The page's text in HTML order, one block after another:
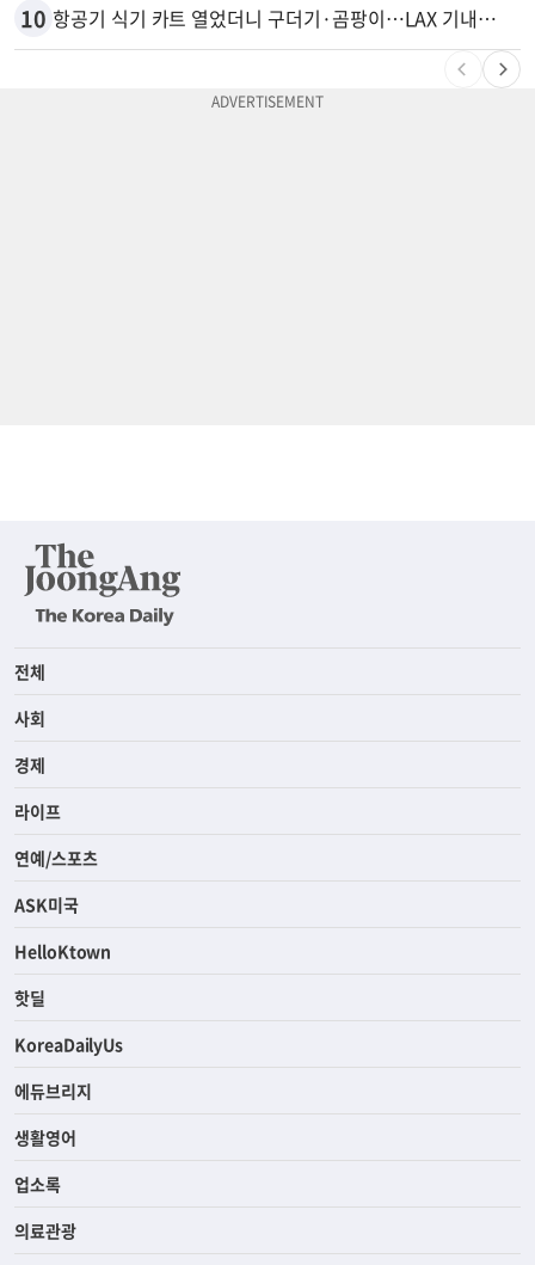
10 항공기 식기 카트 열었더니 구더기·곰팡이…LAX 기내식 업체 논란
전체
사회
경제
라이프
연예/스포츠
ASK미국
HelloKtown
핫딜
KoreaDailyUs
에듀브리지
생활영어
업소록
의료관광